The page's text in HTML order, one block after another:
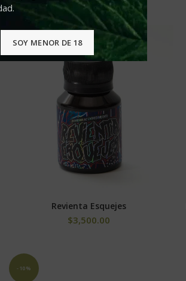
SOY MENOR DE 18
$ 3,300.00
SELECCIONAR OPCIONES
Revienta Esquejes
$3,500.00
-10%